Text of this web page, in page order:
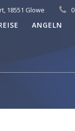
18551 Glowe
ANGELN